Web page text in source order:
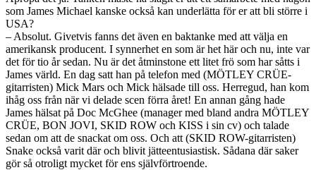
som James Michael kanske också kan underlätta för er att bli större i
USA?
– Absolut. Givetvis fanns det även en baktanke med att välja en
amerikansk producent. I synnerhet en som är het här och nu, inte var
det för tio år sedan. Nu är det åtminstone ett litet frö som har såtts i
James värld. En dag satt han på telefon med (MÖTLEY CRÜE-
gitarristen) Mick Mars och Mick hälsade till oss. Herregud, han kom
ihåg oss från när vi delade scen förra året! En annan gång hade
James hälsat på Doc McGhee (manager med bland andra MÖTLEY
CRÜE, BON JOVI, SKID ROW och KISS i sin cv) och talade
sedan om att de snackat om oss. Och att (SKID ROW-gitarristen)
Snake också varit där och blivit jätteentusiastisk. Sådana där saker
gör så otroligt mycket för ens självförtroende.